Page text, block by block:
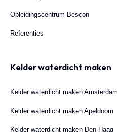
Opleidingscentrum Bescon
Referenties
Kelder waterdicht maken
Kelder waterdicht maken Amsterdam
Kelder waterdicht maken Apeldoorn
Kelder waterdicht maken Den Haag